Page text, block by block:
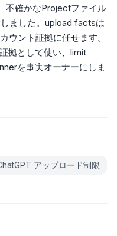
不確かなProjectファイル
ました。upload factsは
ウント証拠に任せます。
拠として使い、limit
を事実オーナーにしま
アップロード制限